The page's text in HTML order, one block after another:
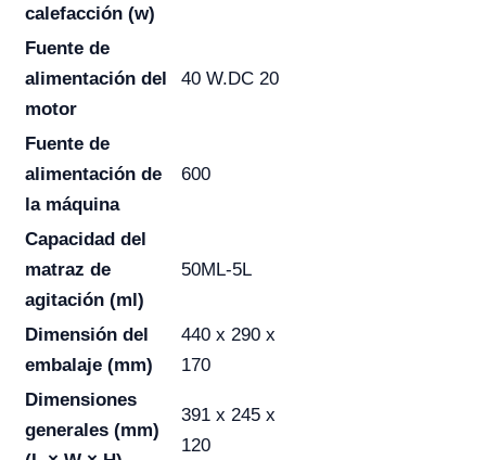
calefacción (w)
Fuente de
alimentación del
motor
40 W.DC 20
Fuente de
alimentación de
la máquina
600
Capacidad del
matraz de
agitación (ml)
50ML-5L
Dimensión del
embalaje (mm)
440 x 290 x
170
Dimensiones
generales (mm)
391 x 245 x
120